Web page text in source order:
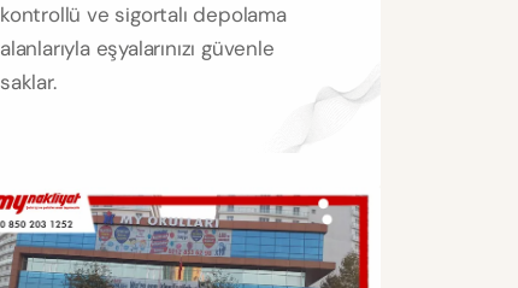
kontrollü ve sigortalı depolama
alanlarıyla eşyalarınızı güvenle
saklar.